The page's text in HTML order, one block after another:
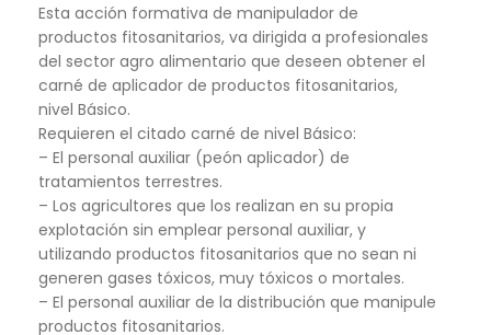
Esta acción formativa de manipulador de
productos fitosanitarios, va dirigida a profesionales
del sector agro alimentario que deseen obtener el
carné de aplicador de productos fitosanitarios,
nivel Básico.
Requieren el citado carné de nivel Básico:
– El personal auxiliar (peón aplicador) de
tratamientos terrestres.
– Los agricultores que los realizan en su propia
explotación sin emplear personal auxiliar, y
utilizando productos fitosanitarios que no sean ni
generen gases tóxicos, muy tóxicos o mortales.
– El personal auxiliar de la distribución que manipule
productos fitosanitarios.